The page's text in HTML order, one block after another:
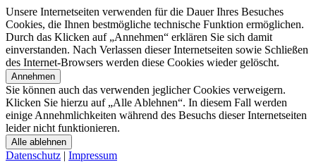
Unsere Internetseiten verwenden für die Dauer Ihres Besuches
Cookies, die Ihnen bestmögliche technische Funktion ermöglichen.
Durch das Klicken auf „Annehmen“ erklären Sie sich damit
einverstanden. Nach Verlassen dieser Internetseiten sowie Schließen
des Internet-Browsers werden diese Cookies wieder gelöscht.
Annehmen
Sie können auch das verwenden jeglicher Cookies verweigern.
Klicken Sie hierzu auf „Alle Ablehnen“. In diesem Fall werden
einige Annehmlichkeiten während des Besuchs dieser Internetseiten
leider nicht funktionieren.
Alle ablehnen
Datenschutz | Impressum